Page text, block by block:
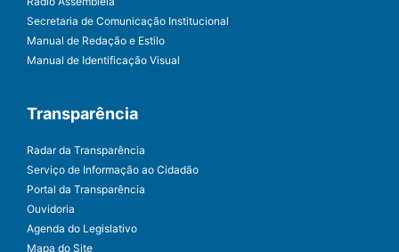
Secretaria de Comunicação Institucional
Manual de Redação e Estilo
Manual de Identificação Visual
Transparência
Radar da Transparência
Serviço de Informação ao Cidadão
Portal da Transparência
Ouvidoria
Agenda do Legislativo
Mapa do Site